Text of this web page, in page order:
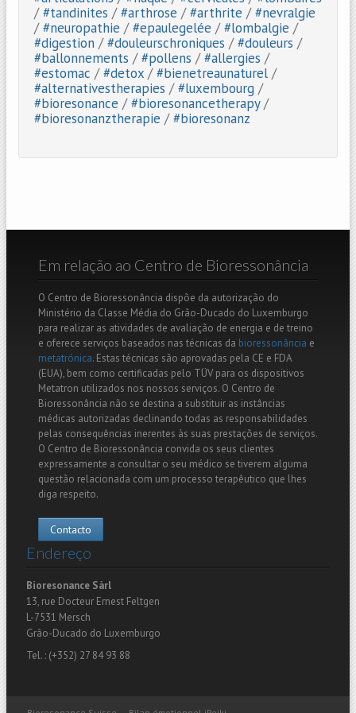
/#tandinites /#arthrose /#arthrite /#nevralgie
/#neuropathie /#epaulegelée /#lombalgie /
#digestion /#douleurschroniques /#douleurs /
#ballonnements /#pollens /#allergies /
#estomac /#detox /#bienetreaunaturel /
#alternativestherapies /#luxembourg /
#bioresonance /#bioresonancetherapy/
#bioresonanztherapie /#bioresonanz
Em relação ao Centro de Bioressonância
O Centro de Bioressonância dispõe da autorização do
Ministério da Classe Média do Grão-Ducado do Luxemburgo
para realizar as atividades de avaliação de energia e de treino
e oferece serviços baseados nas técnicas da bioressonância e
metatrónica. Estas técnicas são aprovadas pela CE e FDA
(EUA), bem como certificadas pelo TÜV para os dispositivos
Metatron utilizados nos nossos serviços. O Centro de
Bioressonância não se destina a substituir as instâncias
médicas autorizadas declinando todas as responsabilidades
pelas consequências inerentes às suas prestações de serviços.
O Centro de Bioressonância convida os seus clientes
expressamente a consultar o seu médico se tiverem alguma
questão relacionada com um processo terapêutico que lhes
diga respeito.
Contacto
Endereço
Bioresonance Sàrl
13, rue Docteur Ernest Feltgen
L-7531 Mersch
Grão-Ducado do Luxemburgo
Tel. : (+352) 27 84 93 88